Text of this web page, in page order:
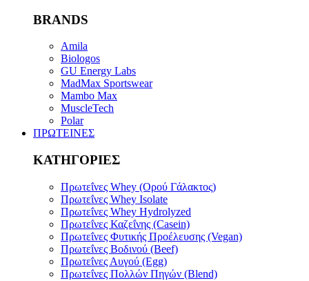
BRANDS
Amila
Biologos
GU Energy Labs
MadMax Sportswear
Mambo Max
MuscleTech
Polar
ΠΡΩΤΕΙΝΕΣ
ΚΑΤΗΓΟΡΙΕΣ
Πρωτεΐνες Whey (Ορού Γάλακτος)
Πρωτεΐνες Whey Isolate
Πρωτεΐνες Whey Hydrolyzed
Πρωτεΐνες Καζεΐνης (Casein)
Πρωτεΐνες Φυτικής Προέλευσης (Vegan)
Πρωτεΐνες Bοδινού (Beef)
Πρωτεΐνες Αυγού (Egg)
Πρωτεΐνες Πολλών Πηγών (Blend)